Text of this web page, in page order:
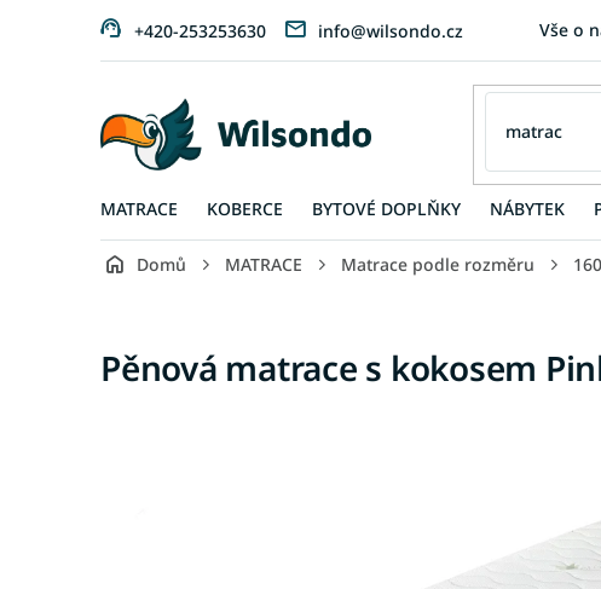
+420-253253630 info@wilsondo.cz Vše o
MATRACE KOBERCE BYTOVÉ DOPLŇKY NÁBYTEK
Domů MATRACE Matrace podle rozměru
Pěnová matrace s kokosem